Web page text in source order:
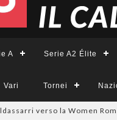
A Serie A2 Élite
Vari Tornei
verso la Women Roma